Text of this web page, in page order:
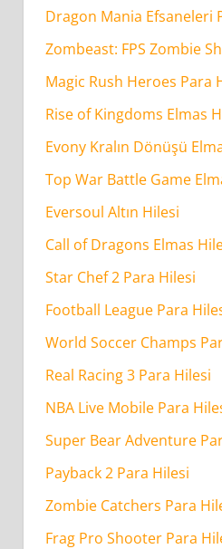
Dragon Mania Efsaneleri
Zombeast: FPS Zombie
Magic Rush Heroes Para
Rise of Kingdoms Elmas
Evony Kralın Dönüşü
Top War Battle Game
Eversoul Altın Hilesi
Call of Dragons Elmas
Star Chef 2 Para Hilesi
Football League Para
World Soccer Champs
Real Racing 3 Para Hilesi
NBA Live Mobile Para
Super Bear Adventure
Payback 2 Para Hilesi
Zombie Catchers Para
Frag Pro Shooter Para